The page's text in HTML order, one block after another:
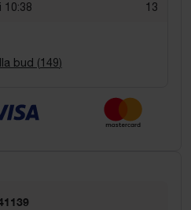
10:38 13
bud (149)